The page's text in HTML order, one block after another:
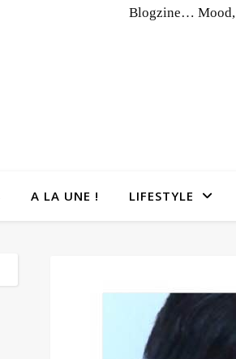
Blogzine… Mood,
A LA UNE ! LIFESTYLE